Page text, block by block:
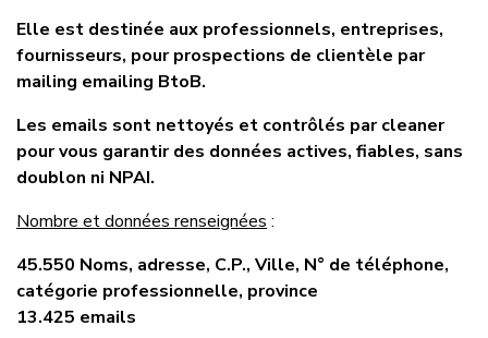
Elle est destinée aux professionnels, entreprises,
fournisseurs, pour prospections de clientèle par
mailing emailing BtoB.
Les emails sont nettoyés et contrôlés par cleaner
pour vous garantir des données actives, fiables, sans
doublon ni NPAI.
Nombre et données renseignées :
45.550 Noms, adresse, C.P., Ville, N° de téléphone,
catégorie professionnelle, province
13.425 emails